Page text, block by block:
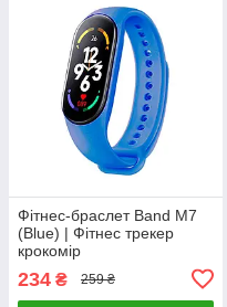
Фітнес-браслет Band M7
(Blue) | Фітнес трекер
крокомір
234 ₴ 259 ₴